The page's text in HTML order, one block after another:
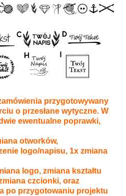
przygotowywany
o przesłane wytyczne. W
ewentualne poprawki,
otworków,
logo/napisu, 1x zmiana
logo, zmiana kształtu
czcionki, oraz
po przygotowaniu projektu